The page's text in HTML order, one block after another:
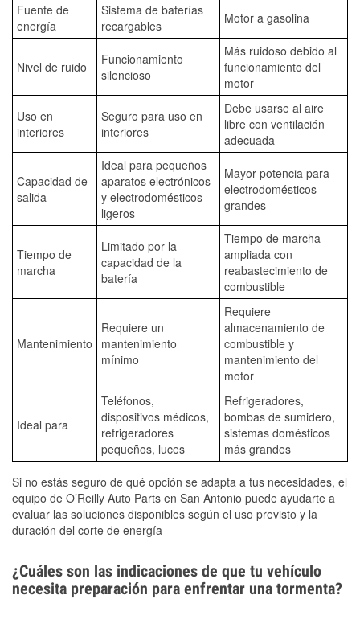
Fuente de
energía
Sistema de baterías
recargables
Motor a gasolina
Nivel de ruido
Funcionamiento
silencioso
Más ruidoso debido al
funcionamiento del
motor
Uso en
interiores
Seguro para uso en
interiores
Debe usarse al aire
libre con ventilación
adecuada
Capacidad de
salida
Ideal para pequeños
aparatos electrónicos
y electrodomésticos
ligeros
Mayor potencia para
electrodomésticos
grandes
Tiempo de
marcha
Limitado por la
capacidad de la
batería
Tiempo de marcha
ampliada con
reabastecimiento de
combustible
Mantenimiento
Requiere un
mantenimiento
mínimo
Requiere
almacenamiento de
combustible y
mantenimiento del
motor
Ideal para
Teléfonos,
dispositivos médicos,
refrigeradores
pequeños, luces
Refrigeradores,
bombas de sumidero,
sistemas domésticos
más grandes
Si no estás seguro de qué opción se adapta a tus necesidades, el
equipo de O’Reilly Auto Parts en San Antonio puede ayudarte a
evaluar las soluciones disponibles según el uso previsto y la
duración del corte de energía
¿Cuáles son las indicaciones de que tu vehículo
necesita preparación para enfrentar una tormenta?